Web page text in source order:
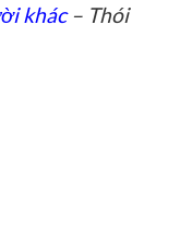
khác– Thói